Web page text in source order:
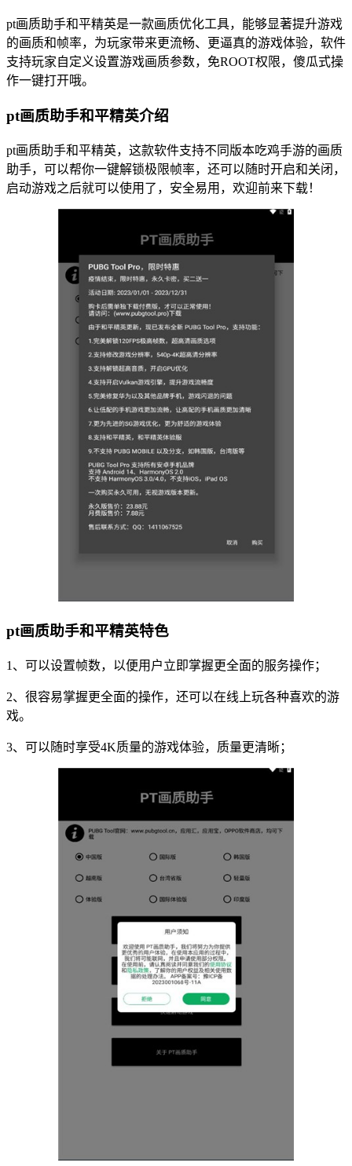
pt画质助手和平精英是一款画质优化工具，能够显著提升游戏
的画质和帧率，为玩家带来更流畅、更逼真的游戏体验，软件
支持玩家自定义设置游戏画质参数，免ROOT权限，傻瓜式操
作一键打开哦。
pt画质助手和平精英介绍
pt画质助手和平精英，这款软件支持不同版本吃鸡手游的画质
助手，可以帮你一键解锁极限帧率，还可以随时开启和关闭，
启动游戏之后就可以使用了，安全易用，欢迎前来下载！
pt画质助手和平精英特色
1、可以设置帧数，以便用户立即掌握更全面的服务操作；
2、很容易掌握更全面的操作，还可以在线上玩各种喜欢的游
戏。
3、可以随时享受4K质量的游戏体验，质量更清晰；